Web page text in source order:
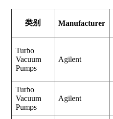
类别 Manufacturer
Turbo
Vacuum
Pumps
Agilent
Turbo
Vacuum
Pumps
Agilent